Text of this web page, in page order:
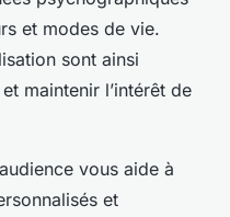
et modes de vie.
sont ainsi
maintenir l’intérêt de
vous aide à
et